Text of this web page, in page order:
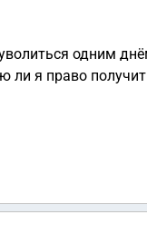
зарплату в